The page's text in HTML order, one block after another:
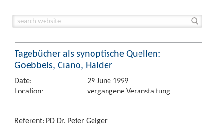
Tagebücher als synoptische Quellen:
Goebbels, Ciano, Halder
Date:
29 June 1999
Location:
vergangene Veranstaltung
Referent: PD Dr. Peter Geiger